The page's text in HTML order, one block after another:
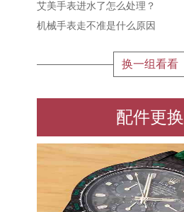
艾美手表进水了怎么处理？
机械手表走不准是什么原因
换一组看看
配件更换